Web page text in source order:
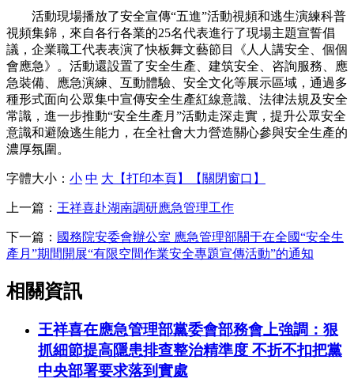
活動現場播放了安全宣傳“五進”活動視頻和逃生演練科普
視頻集錦，來自各行各業的25名代表進行了現場主題宣誓倡
議，企業職工代表表演了快板舞文藝節目《人人講安全、個個
會應急》。活動還設置了安全生產、建筑安全、咨詢服務、應
急裝備、應急演練、互動體驗、安全文化等展示區域，通過多
種形式面向公眾集中宣傳安全生產紅線意識、法律法規及安全
常識，進一步推動“安全生產月”活動走深走實，提升公眾安全
意識和避險逃生能力，在全社會大力營造關心參與安全生產的
濃厚氛圍。
字體大小： 小 中 大 【打印本頁】 【關閉窗口】
上一篇： 王祥喜赴湖南調研應急管理工作
下一篇： 國務院安委會辦公室 應急管理部關于在全國“安全生
產月”期間開展“有限空間作業安全專題宣傳活動”的通知
相關資訊
王祥喜在應急管理部黨委會部務會上強調：狠
抓細節提高隱患排查整治精準度 不折不扣把黨
中央部署要求落到實處